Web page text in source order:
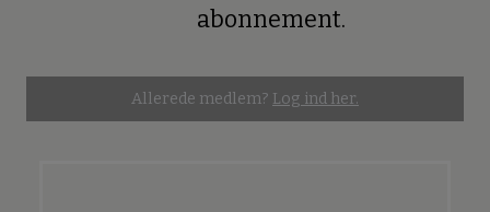
abonnement.
Allerede medlem? Log ind her.